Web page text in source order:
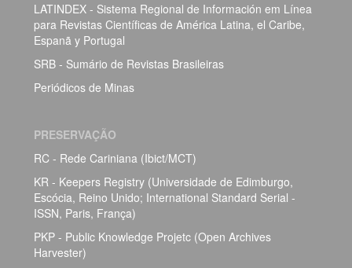
LATINDEX - Sistema Regional de Información em Línea
para Revistas Científicas de América Latina, el Caribe,
Espanã y Portugal
SRB - Sumário de Revistas Brasileiras
Periódicos de Minas
PRESERVAÇÃO
RC - Rede Cariniana (Ibict/MCT)
KR - Keepers Registry (Universidade de Edimburgo,
Escócia, Reino Unido; International Standard Serial -
ISSN, Paris, França)
PKP - Public Knowledge Projetc (Open Archives
Harvester)